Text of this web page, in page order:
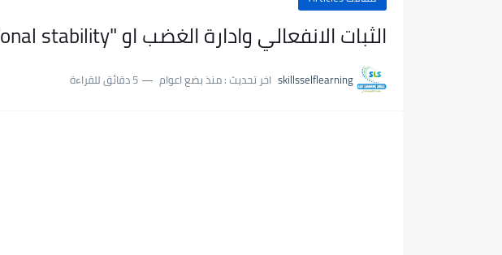
الثبات الانفعالي وادارة الغضب او "Emotional stability
skillsselflearning اخر تحديث :منذ بضع اعوام 5 دقائق للقراءة